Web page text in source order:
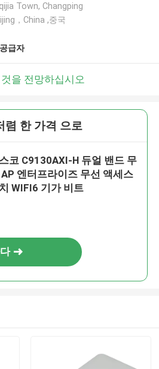
Town, Changping
，China ,중국
급자
을 전망하십시오
렴 한 가격 으로
코 C9130AXI-H 듀얼 밴드 무
엔터프라이즈 무선 액세스
WIFI6 기가 비트